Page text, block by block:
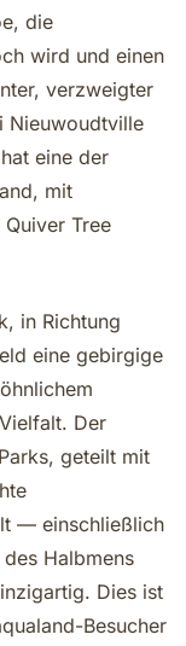
die
wird und einen
verzweigter
Nieuwoudtville
eine der
mit
Tree
in Richtung
eine gebirgige
Der
geteilt mit
— einschließlich
Halbmens
Dies ist
Besucher